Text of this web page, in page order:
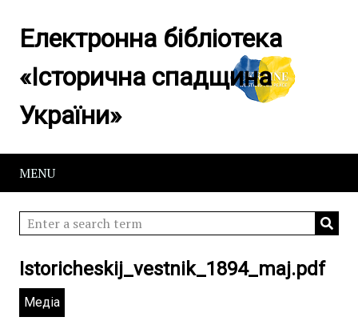
Електронна бібліотека
«Історична спадщина
України»
MENU
Istoricheskij_vestnik_1894_maj.pdf
Медіа